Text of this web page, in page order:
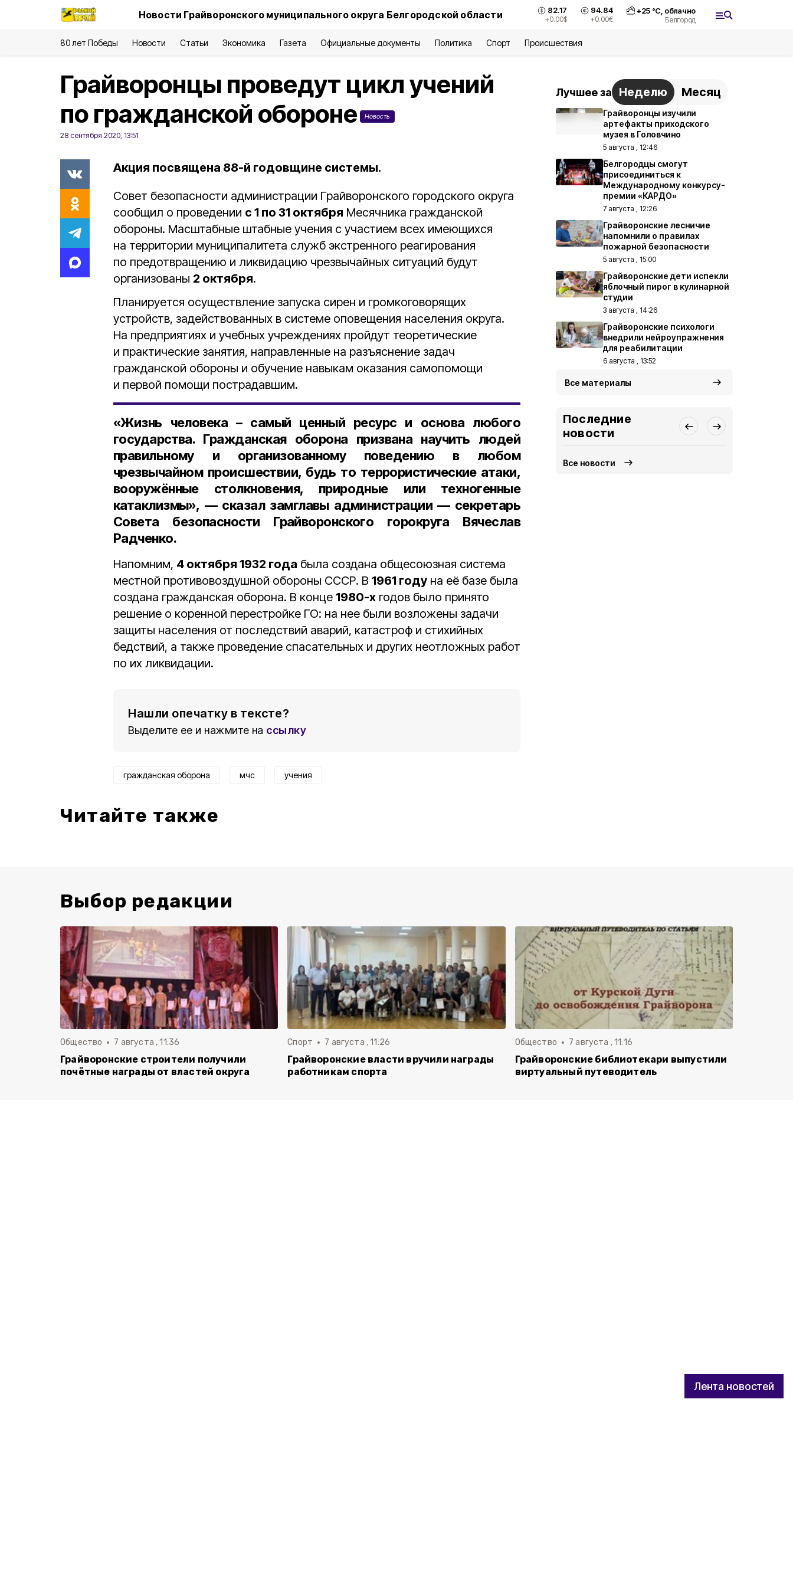
Новости Грайворонского муниципального округа Белгородской области 82.17
+0.00$
94.84
+0.00€
+25°С, облачно
Белгород
80 лет Победы Новости Статьи Экономика Газета Официальные документы Политика Спорт Происшествия
Лента новостей
Грайворонцы проведут цикл учений
по гражданской обороне
Новость
28 сентября 2020, 13:51
Акция посвящена 88-й годовщине системы.
Совет безопасности администрации Грайворонского городского округа
сообщил о проведении с 1 по 31 октября Месячника гражданской
обороны. Масштабные штабные учения с участием всех имеющихся
на территории муниципалитета служб экстренного реагирования
по предотвращению и ликвидацию чрезвычайных ситуаций будут
организованы 2 октября.
Планируется осуществление запуска сирен и громкоговорящих
устройств, задействованных в системе оповещения населения округа.
На предприятиях и учебных учреждениях пройдут теоретические
и практические занятия, направленные на разъяснение задач
гражданской обороны и обучение навыкам оказания самопомощи
и первой помощи пострадавшим.
«Жизнь человека – самый ценный ресурс и основа любого
государства. Гражданская оборона призвана научить людей
правильному и организованному поведению в любом
чрезвычайном происшествии, будь то террористические атаки,
вооружённые столкновения, природные или техногенные
катаклизмы», — сказал замглавы администрации — секретарь
Совета безопасности Грайворонского горокруга Вячеслав
Радченко.
Напомним, 4 октября 1932 года была создана общесоюзная система
местной противовоздушной обороны СССР. В 1961 году на её базе была
создана гражданская оборона. В конце 1980-х годов было принято
решение о коренной перестройке ГО: на нее были возложены задачи
защиты населения от последствий аварий, катастроф и стихийных
бедствий, а также проведение спасательных и других неотложных работ
по их ликвидации.
Нашли опечатку в тексте?
Выделите ее и нажмите на ссылку
гражданская оборона мчс учения
Читайте также
Лучшее за Неделю Месяц
Грайворонцы изучили
артефакты приходского
музея в Головчино
5 августа , 12:46
Белгородцы смогут
присоединиться к
Международному конкурсу-
премии «КАРДО»
7 августа , 12:26
Грайворонские лесничие
напомнили о правилах
пожарной безопасности
5 августа , 15:00
Грайворонские дети испекли
яблочный пирог в кулинарной
студии
3 августа , 14:26
Грайворонские психологи
внедрили нейроупражнения
для реабилитации
6 августа , 13:52
Все материалы
Последние
новости
Все новости
Выбор редакции
Общество 7 августа , 11:36
Грайворонские строители получили
почётные награды от властей округа
Спорт 7 августа , 11:26
Грайворонские власти вручили награды
работникам спорта
Общество 7 августа , 11:16
Грайворонские библиотекари выпустили
виртуальный путеводитель